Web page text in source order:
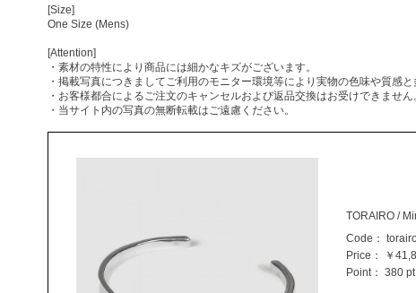
[Size]
One Size (Mens)
[Attention]
・素材の特性により商品には細かなキズがございます。
・掲載写真につきましてご利用のモニター環境等により実物の色味や質感
・お客様都合によるご注文のキャンセルおよび返品交換はお受けできません
・当サイト内の写真の無断転載はご遠慮ください。
TORAIRO /
Code：
Price：
￥
Point： 380 pt